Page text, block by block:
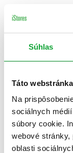
Súhlas
Táto
Na
sociálnych
súbory cookie.
webové
oblasti